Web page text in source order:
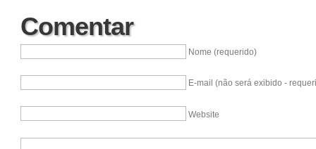
Comentar
Nome (requerido)
E-mail (não será exibido -
Website